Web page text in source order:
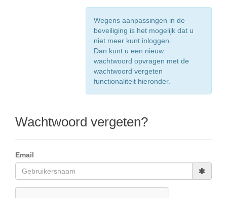
Wegens aanpassingen in de
beveiliging is het mogelijk dat u
niet meer kunt inloggen.
Dan kunt u een nieuw
wachtwoord opvragen met de
wachtwoord vergeten
functionaliteit hieronder.
Wachtwoord vergeten?
Email